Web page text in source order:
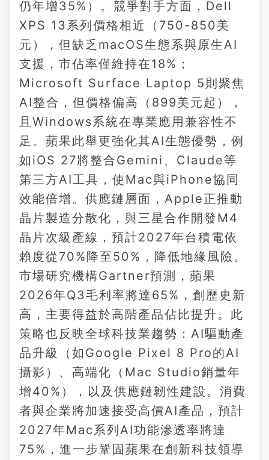
仍年增35%）。競爭對手方面，Dell
XPS 13系列價格相近（750-850美
元），但缺乏macOS生態系與原生AI
支援，市佔率僅維持在18%；
Microsoft Surface Laptop 5則聚焦
AI整合，但價格偏高（899美元起），
且Windows系統在專業應用兼容性不
足。蘋果此舉更強化其AI生態優勢，例
如iOS 27將整合Gemini、Claude等
第三方AI工具，使Mac與iPhone協同
效能倍增。供應鏈層面，Apple正推動
晶片製造分散化，與三星合作開發M4
晶片次級產線，預計2027年台積電依
賴度從70%降至50%，降低地緣風險。
市場研究機構Gartner預測，蘋果
2026年Q3毛利率將達65%，創歷史新
高，主要得益於高階產品佔比提升。此
策略也反映全球科技業趨勢：AI驅動產
品升級（如Google Pixel 8 Pro的AI
攝影）、高端化（Mac Studio銷量年
增40%），以及供應鏈韌性建設。消費
者與企業將加速接受高價AI產品，預計
2027年Mac系列AI功能滲透率將達
75%，進一步鞏固蘋果在創新科技領導